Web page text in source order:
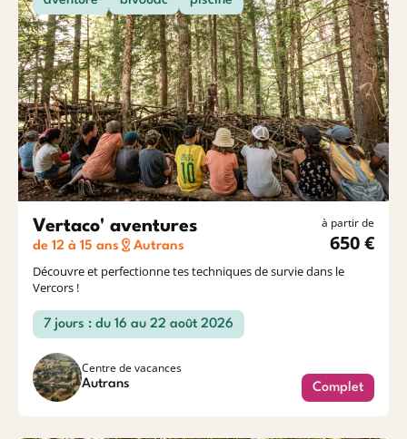
Vertaco' aventures
de 12 à 15 ans Autrans
à partir de
650 €
Découvre et perfectionne tes techniques de survie dans le
Vercors !
7 jours : du 16 au 22 août 2026
Centre de vacances
Autrans Complet